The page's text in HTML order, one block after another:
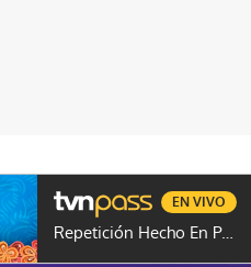
PROGRAMAS GENTE TVN
Repetición Hecho En Panamá
EN VIVO